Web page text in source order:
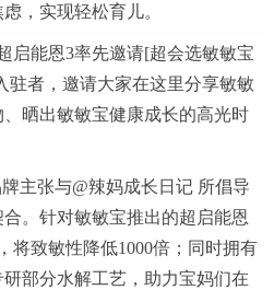
，实现轻松育儿。
启能恩3率先邀请[超会选敏敏宝
驻者，邀请大家在这里分享敏敏
晒出敏敏宝健康成长的高光时
主张与@辣妈成长日记 所倡导
。针对敏敏宝推出的超启能恩
将致敏性降低1000倍；同时拥有
部分水解工艺，助力宝妈们在